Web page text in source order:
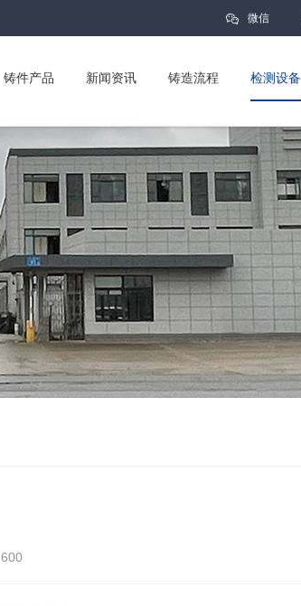
微信
铸件产品 新闻资讯 铸造流程 检测设备
600